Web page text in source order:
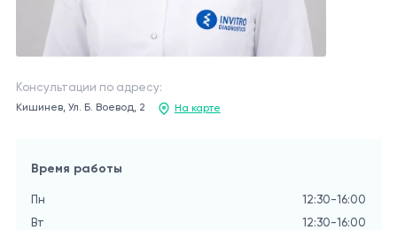
Консультации по адресу:
Кишинев, Ул. Б. Воевод, 2 На карте
Время работы
Пн
12:30-16:00
Вт
12:30-16:00